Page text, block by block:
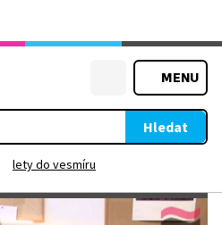
MENU
Hledat
lety do vesmíru